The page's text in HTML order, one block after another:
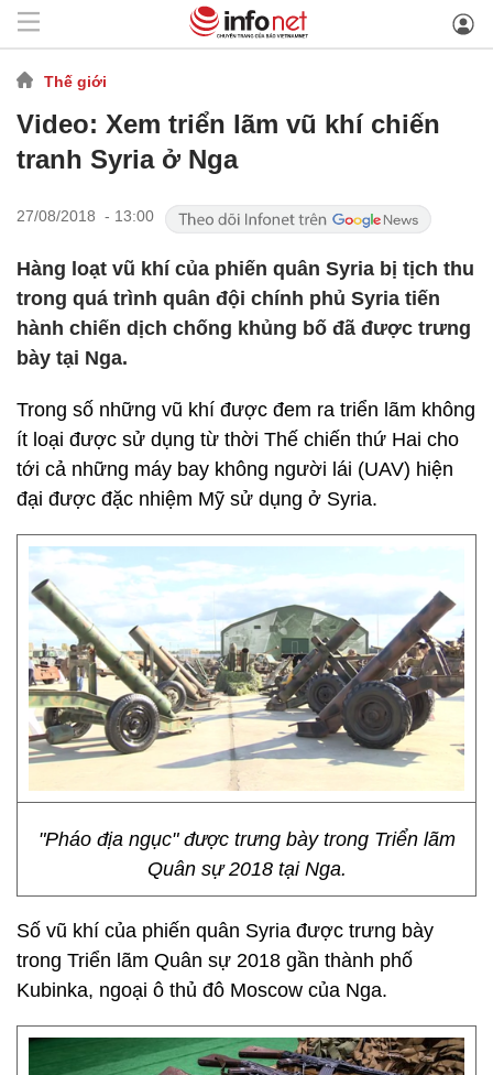
Thế giới
Video: Xem triển lãm vũ khí chiến
tranh Syria ở Nga
27/08/2018 - 13:00
Hàng loạt vũ khí của phiến quân Syria bị tịch thu
trong quá trình quân đội chính phủ Syria tiến
hành chiến dịch chống khủng bố đã được trưng
bày tại Nga.
Trong số những vũ khí được đem ra triển lãm không
ít loại được sử dụng từ thời Thế chiến thứ Hai cho
tới cả những máy bay không người lái (UAV) hiện
đại được đặc nhiệm Mỹ sử dụng ở Syria.
"Pháo địa ngục" được trưng bày trong Triển lãm
Quân sự 2018 tại Nga.
Số vũ khí của phiến quân Syria được trưng bày
trong Triển lãm Quân sự 2018 gần thành phố
Kubinka, ngoại ô thủ đô Moscow của Nga.